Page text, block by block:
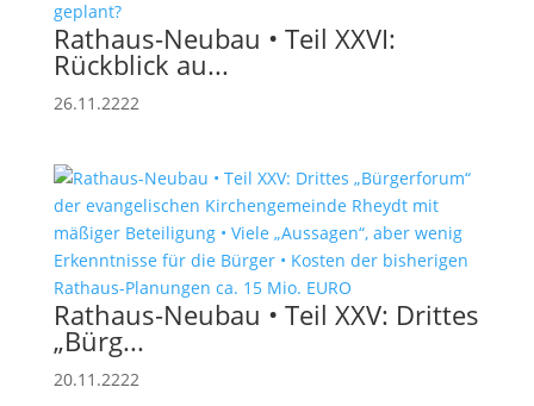
Rathaus-Neubau • Teil XXVI:
Rückblick au...
26.11.2222
Rathaus-Neubau • Teil XXV: Drittes
„Bürg...
20.11.2222